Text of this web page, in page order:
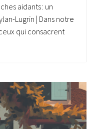
aidants : un
Lugrin | Dans notre
qui consacrent